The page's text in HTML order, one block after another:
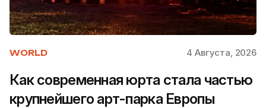
WORLD 4 Августа, 2026
Как современная юрта стала частью
крупнейшего арт-парка Европы